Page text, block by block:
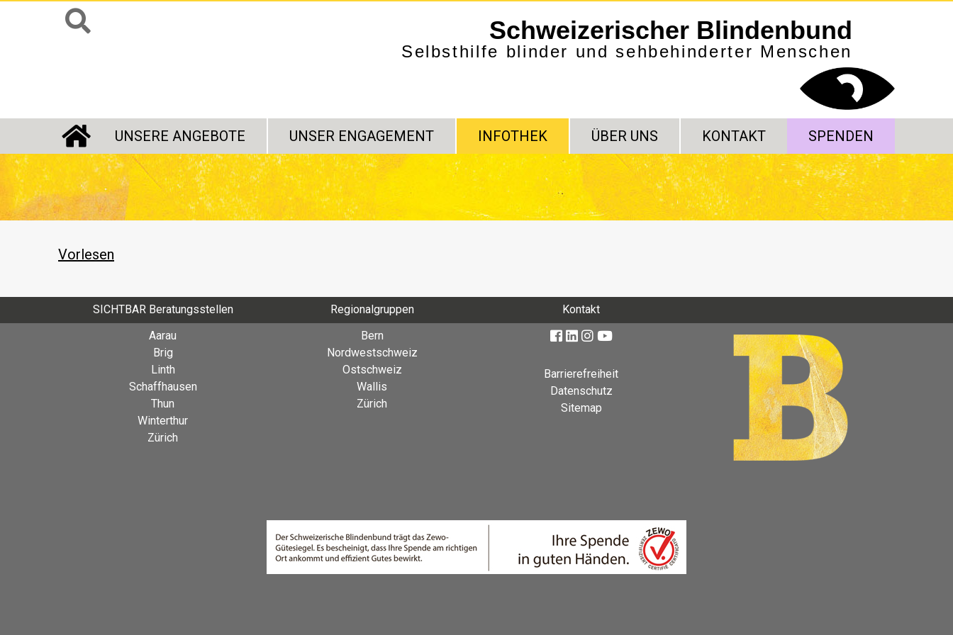
Schweizerischer Blindenbund
Selbsthilfe blinder und sehbehinderter Menschen
STARTSEITE
UNSERE ANGEBOTE UNSER ENGAGEMENT INFOTHEK ÜBER UNS KONTAKT SPENDEN
Vorlesen
SICHTBAR Beratungsstellen
Aarau
Brig
Linth
Schaffhausen
Thun
Winterthur
Zürich
Regionalgruppen
Bern
Nordwestschweiz
Ostschweiz
Wallis
Zürich
Kontakt
Barrierefreiheit
Datenschutz
Sitemap